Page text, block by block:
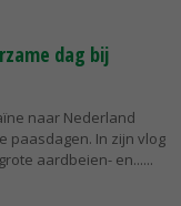
dag bij
naar Nederland
paasdagen. In zijn vlog
aardbeien- en...